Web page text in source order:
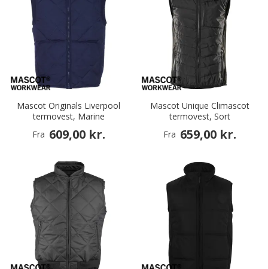
Mascot Originals Liverpool
termovest, Marine
Fra 609,00 kr.
Mascot Unique Climascot
termovest, Sort
Fra 659,00 kr.